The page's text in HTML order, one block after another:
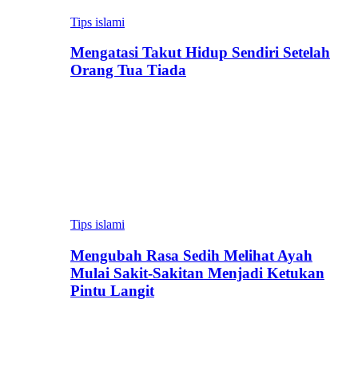
Tips islami
Mengatasi Takut Hidup Sendiri Setelah
Orang Tua Tiada
Tips islami
Mengubah Rasa Sedih Melihat Ayah
Mulai Sakit-Sakitan Menjadi Ketukan
Pintu Langit